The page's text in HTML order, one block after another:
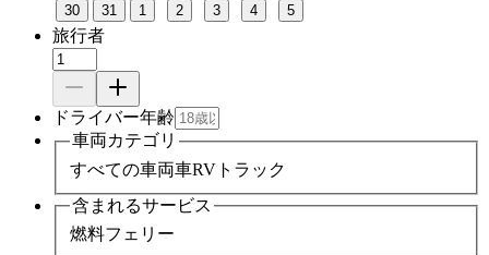
30
31 1 2 3 4 5
旅行者
ドライバー年齢
車両カテゴリ
すべての車両車RV トラック
含まれるサービス
燃料フェリー